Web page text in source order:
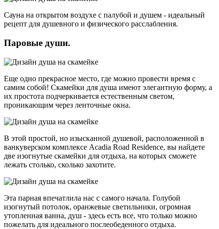
Сауна на открытом воздухе с палубой и душем - идеальный
рецепт для душевного и физического расслабления.
Паровые души.
Еще одно прекрасное место, где можно провести время с
самим собой! Скамейки для душа имеют элегантную форму, а
их простота подчеркивается естественным светом,
проникающим через ленточные окна.
В этой простой, но изысканной душевой, расположенной в
ванкуверском комплексе Acadia Road Residence, вы найдете
две изогнутые скамейки для отдыха, на которых сможете
лежать столько, сколько захотите.
Эта парная впечатлила нас с самого начала. Голубой
изогнутый потолок, оранжевые светильники, огромная
утопленная ванна, душ - здесь есть все, что только можно
пожелать для идеального послеобеденного отдыха.